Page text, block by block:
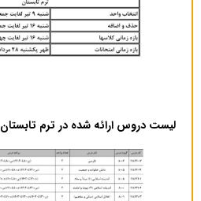
لیست دروس ارائه شده در ترم تابستان ۱۴۰۳